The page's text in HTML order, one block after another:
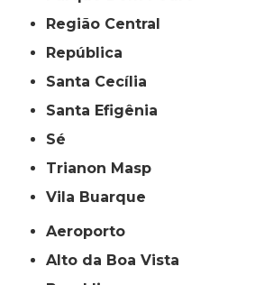
Região Central
República
Santa Cecília
Santa Efigênia
Sé
Trianon Masp
Vila Buarque
Aeroporto
Alto da Boa Vista